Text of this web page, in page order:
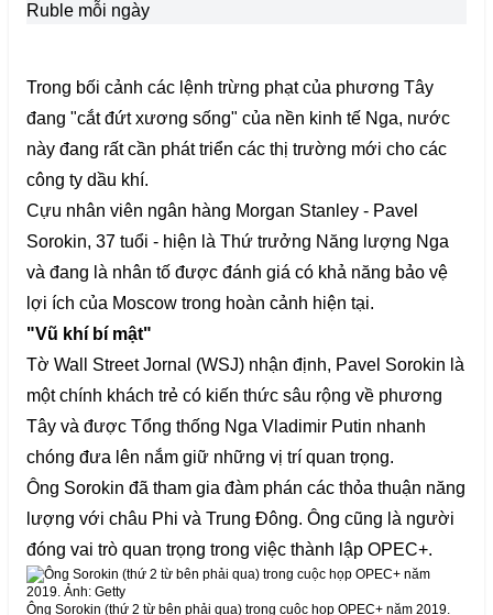
Ruble mỗi ngày
Trong bối cảnh các lệnh trừng phạt của phương Tây
đang "cắt đứt xương sống" của nền kinh tế Nga, nước
này đang rất cần phát triển các thị trường mới cho các
công ty dầu khí.
Cựu nhân viên ngân hàng Morgan Stanley - Pavel
Sorokin, 37 tuổi - hiện là Thứ trưởng Năng lượng Nga
và đang là nhân tố được đánh giá có khả năng bảo vệ
lợi ích của Moscow trong hoàn cảnh hiện tại.
"Vũ khí bí mật"
Tờ Wall Street Jornal (WSJ) nhận định, Pavel Sorokin là
một chính khách trẻ có kiến thức sâu rộng về phương
Tây và được Tổng thống Nga Vladimir Putin nhanh
chóng đưa lên nắm giữ những vị trí quan trọng.
Ông Sorokin đã tham gia đàm phán các thỏa thuận năng
lượng với châu Phi và Trung Đông. Ông cũng là người
đóng vai trò quan trọng trong việc thành lập OPEC+.
Ông Sorokin (thứ 2 từ bên phải qua) trong cuộc họp OPEC+ năm 2019.